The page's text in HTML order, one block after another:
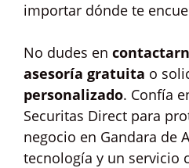
importar dónde te
No dudes en
asesoría gratuita o
personalizado. Confía
Securitas Direct para
negocio en Gandara de
tecnología y un servicio